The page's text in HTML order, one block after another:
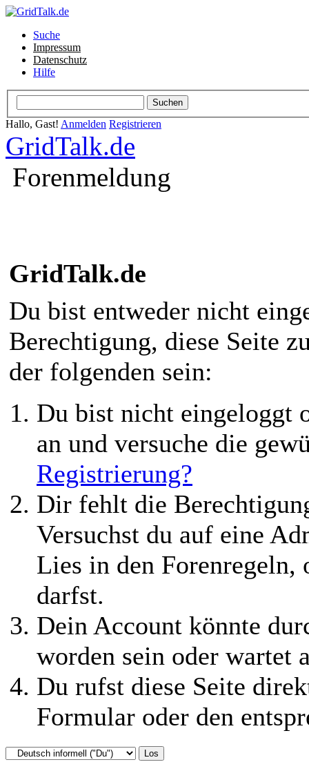
Suche
Impressum
Datenschutz
Hilfe
Hallo, Gast! Anmelden Registrieren
GridTalk.de
Forenmeldung
GridTalk.de
Du bist entweder nicht
Berechtigung, diese Seite
der folgenden sein:
Du bist nicht eingeloggt
an und versuche die
Registrierung?
Dir fehlt die
Versuchst du auf eine
Lies in den Forenregeln,
darfst.
Dein Account könnte
worden sein oder wartet
Du rufst diese Seite
Formular oder den